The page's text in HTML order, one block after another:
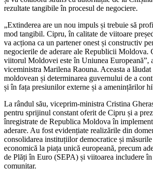
rezultate tangibile în procesul de negociere.
„Extinderea are un nou impuls și trebuie să
mod tangibil. Cipru, în calitate de viitoare
va acționa ca un partener onest și constructiv
negocierile de aderare ale Republicii Moldova.
viitorul Moldovei este în Uniunea Europeană”,
viceministra Marilena Raouna. Aceasta a
moldovean și determinarea guvernului de a
și în fața presiunilor externe și a amenințărilor
La rândul său, viceprim-ministra Cristina
pentru sprijinul constant oferit de Cipru și a
înregistrate de Republica Moldova în
aderare. Au fost evidențiate realizările din
consolidarea instituțiilor democratice și
economică la piața unică europeană, precum
de Plăți în Euro (SEPA) și viitoarea includere
comunitar.